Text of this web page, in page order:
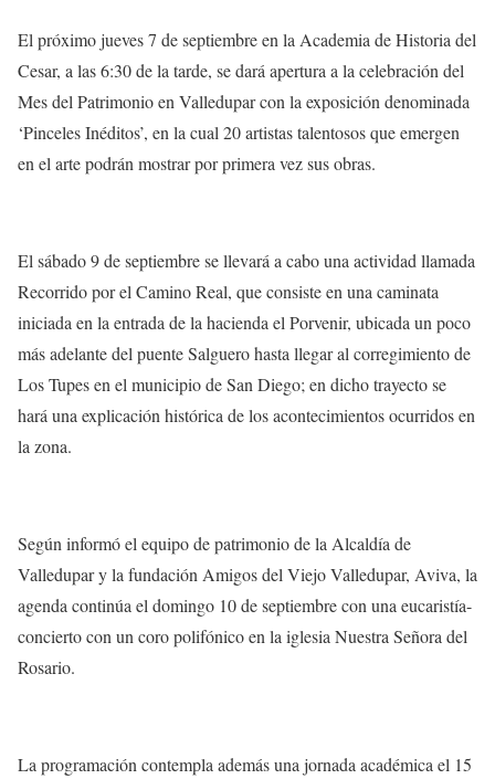
El próximo jueves 7 de septiembre en la Academia de Historia del
Cesar, a las 6:30 de la tarde, se dará apertura a la celebración del
Mes del Patrimonio en Valledupar con la exposición denominada
‘Pinceles Inéditos’, en la cual 20 artistas talentosos que emergen
en el arte podrán mostrar por primera vez sus obras.
El sábado 9 de septiembre se llevará a cabo una actividad llamada
Recorrido por el Camino Real, que consiste en una caminata
iniciada en la entrada de la hacienda el Porvenir, ubicada un poco
más adelante del puente Salguero hasta llegar al corregimiento de
Los Tupes en el municipio de San Diego; en dicho trayecto se
hará una explicación histórica de los acontecimientos ocurridos en
la zona.
Según informó el equipo de patrimonio de la Alcaldía de
Valledupar y la fundación Amigos del Viejo Valledupar, Aviva, la
agenda continúa el domingo 10 de septiembre con una eucaristía-
concierto con un coro polifónico en la iglesia Nuestra Señora del
Rosario.
La programación contempla además una jornada académica el 15